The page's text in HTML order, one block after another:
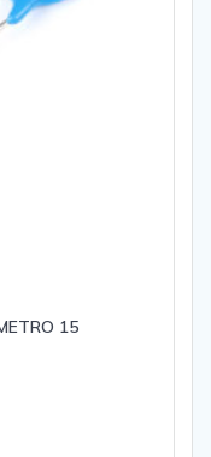
15